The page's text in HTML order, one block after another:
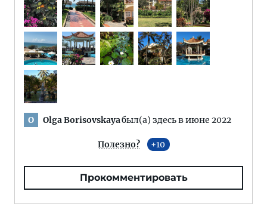
O Olga Borisovskayaбыл(а) здесь в июне 2022
Полезно? 10
Прокомментировать